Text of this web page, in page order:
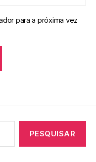
para a próxima vez